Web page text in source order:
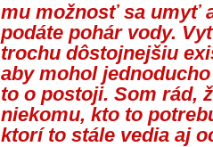
mu možnosť sa umyť
podáte pohár vody.
trochu dôstojnejšiu
aby mohol
to o postoji. Som rád,
niekomu, kto to
ktorí to stále vedia aj